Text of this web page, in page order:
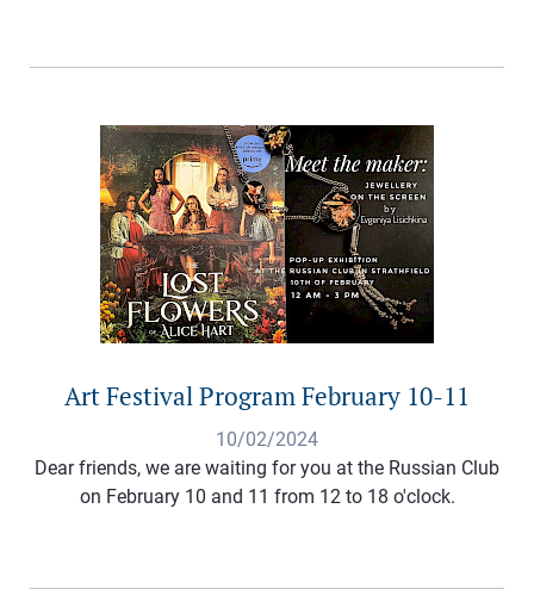
Art Festival Program February 10-11
10/02/2024
Dear friends, we are waiting for you at the Russian Club
on February 10 and 11 from 12 to 18 o'clock.